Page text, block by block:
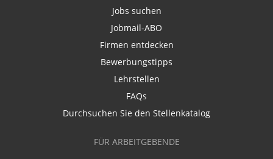
Jobs suchen
Jobmail-ABO
Firmen entdecken
Bewerbungstipps
Lehrstellen
FAQs
Durchsuchen Sie den Stellenkatalog
FÜR ARBEITGEBENDE